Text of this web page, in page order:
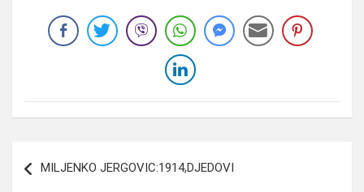
članaka
MILJENKO JERGOVIC:1914,DJEDOVI